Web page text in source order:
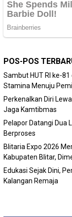
POS-POS
Sambut HUT RI ke-
Stamina Menuju
Perkenalkan Diri
Jaga Kamtibmas
Pelapor Datangi Dua
Berproses
Blitaria Expo 2026
Kabupaten Blitar,
Edukasi Sejak Dini,
Kalangan Remaja